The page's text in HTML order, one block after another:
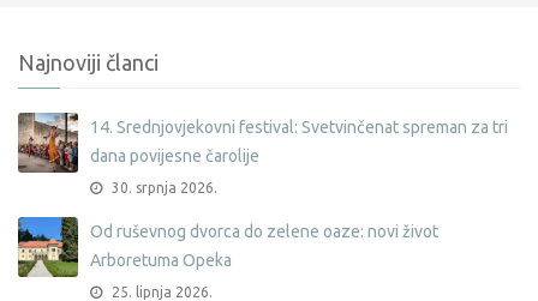
Najnoviji članci
14. Srednjovjekovni festival: Svetvinčenat spreman za tri
dana povijesne čarolije
30. srpnja 2026.
Od ruševnog dvorca do zelene oaze: novi život
Arboretuma Opeka
25. lipnja 2026.